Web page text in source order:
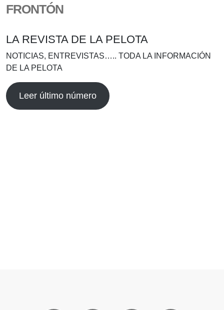
FRONTÓN
LA REVISTA DE LA PELOTA
NOTICIAS, ENTREVISTAS….. TODA LA INFORMACIÓN
DE LA PELOTA
Leer último número